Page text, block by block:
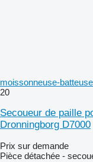
moissonneuse-
20
Secoueur de paille
Dronningborg D7000
Prix sur demande
Pièce détachée -